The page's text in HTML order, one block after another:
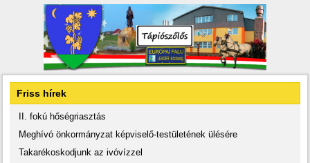
Friss hírek
II. fokú hőségriasztás
Meghívó önkormányzat képviselő-testületének ülésére
Takarékoskodjunk az ivóvízzel